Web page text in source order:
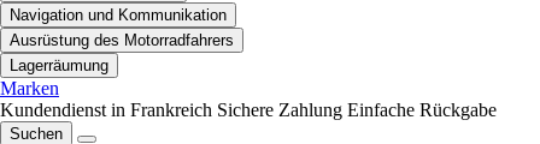
Navigation und Kommunikation
Ausrüstung des Motorradfahrers
Lagerräumung
Marken
Kundendienst in Frankreich Sichere Zahlung Einfache Rückgabe
Suchen